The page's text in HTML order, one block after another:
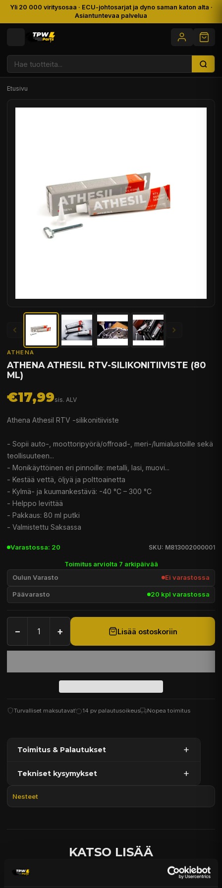
Yli 20 000 viritysosaa · ECU-johtosarjat ja dyno saman katon alta ·
Asiantuntevaa palvelua
Etusivu
ATHENA
ATHENA ATHESIL RTV-SILIKONITIIVISTE (80
ML)
€17,99sis. ALV
Athena Athesil RTV -silikonitiiviste
- Sopii auto-, moottoripyörä/offroad-, meri-/lumialustoille sekä
teollisuuteen...
- Monikäyttöinen eri pinnoille: metalli, lasi, muovi...
- Kestää vettä, öljyä ja polttoainetta
- Kylmä- ja kuumankestävä: -40 °C – 300 °C
- Helppo levittää
- Pakkaus: 80 ml putki
- Valmistettu Saksassa
Varastossa: 20 SKU: M813002000001
Toimitus arviolta 7 arkipäivää
Oulun Varasto Ei varastossa
Päävarasto 20 kpl varastossa
− + Lisää ostoskoriin
Turvalliset maksutavat 14 pv palautusoikeus Nopea toimitus
Toimitus & Palautukset
Kaupan sijainnissa olevat tuotteet 1–3 arkipäivässä
Päävaraston tuotteet 7 arkipäivässä
Tekniset kysymykset
Nesteet
KATSO LISÄÄ